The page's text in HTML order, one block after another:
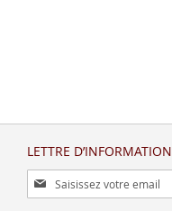
LETTRE D’INFORMATION
Inscription
à